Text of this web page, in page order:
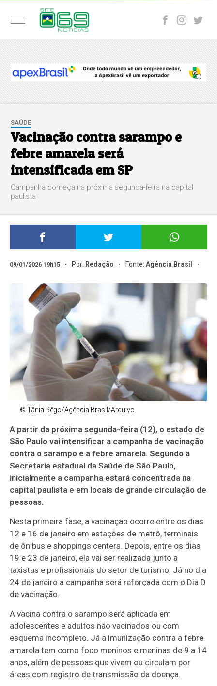
SAÚDE
Vacinação contra sarampo e
febre amarela será
intensificada em SP
Campanha começa na próxima segunda-feira na capital
paulista
09/01/2026 19h15 Por: Redação Fonte:Agência Brasil
© Tânia Rêgo/Agência Brasil/Arquivo
A partir da próxima segunda-feira (12), o estado de
São Paulo vai intensificar a campanha de vacinação
contra o sarampo e a febre amarela. Segundo a
Secretaria estadual da Saúde de São Paulo,
inicialmente a campanha estará concentrada na
capital paulista e em locais de grande circulação de
pessoas.
Nesta primeira fase, a vacinação ocorre entre os dias
12 e 16 de janeiro em estações de metrô, terminais
de ônibus e shoppings centers. Depois, entre os dias
19 e 23 de janeiro, ela vai ser realizada junto a
taxistas e profissionais do setor de turismo. Já no dia
24 de janeiro a campanha será reforçada com o Dia D
de vacinação.
A vacina contra o sarampo será aplicada em
adolescentes e adultos não vacinados ou com
esquema incompleto. Já a imunização contra a febre
amarela tem como foco meninos e meninas de 9 a 14
anos, além de pessoas que vivem ou circulam por
áreas com registro de transmissão da doença.